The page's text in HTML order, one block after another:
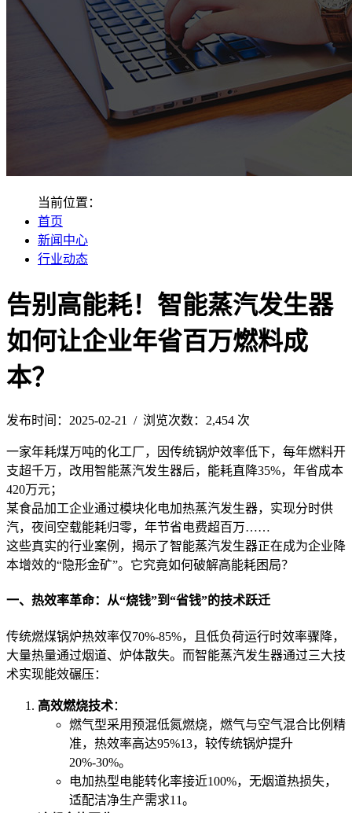
当前位置：
首页
新闻中心
行业动态
告别高能耗！智能蒸汽发生器
如何让企业年省百万燃料成
本？
发布时间：2025-02-21 / 浏览次数：2,454 次
一家年耗煤万吨的化工厂，因传统锅炉效率低下，每年燃料开
支超千万，改用智能蒸汽发生器后，能耗直降35%，年省成本
420万元；
某食品加工企业通过模块化电加热蒸汽发生器，实现分时供
汽，夜间空载能耗归零，年节省电费超百万……
这些真实的行业案例，揭示了智能蒸汽发生器正在成为企业降
本增效的“隐形金矿”。它究竟如何破解高能耗困局？
一、热效率革命：从“烧钱”到“省钱”的技术跃迁
传统燃煤锅炉热效率仅70%-85%，且低负荷运行时效率骤降，
大量热量通过烟道、炉体散失。而智能蒸汽发生器通过三大技
术实现能效碾压：
高效燃烧技术：
燃气型采用预混低氮燃烧，燃气与空气混合比例精
准，热效率高达95%13，较传统锅炉提升
20%-30%。
电加热型电能转化率接近100%，无烟道热损失，
适配洁净生产需求11。